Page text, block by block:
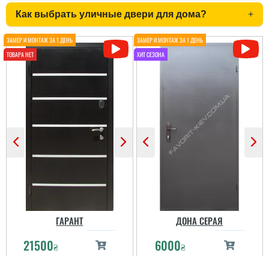
Как выбрать уличные двери для дома? +
ГАРАНТ
21500₴
ДОНА СЕРАЯ
6000₴